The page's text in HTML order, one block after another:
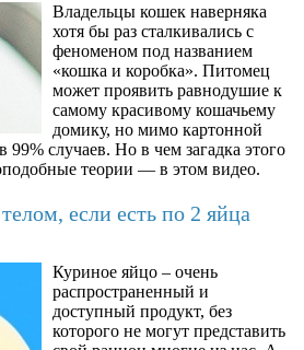
Владельцы кошек наверняка
хотя бы раз сталкивались с
феноменом под названием
«кошка и коробка». Питомец
может проявить равнодушие к
самому красивому кошачьему
домику, но мимо картонной
99% случаев. Но в чем загадка этого
теории — в этом видео.
если есть по 2 яйца
Куриное яйцо – очень
распространенный и
доступный продукт, без
которого не могут представить